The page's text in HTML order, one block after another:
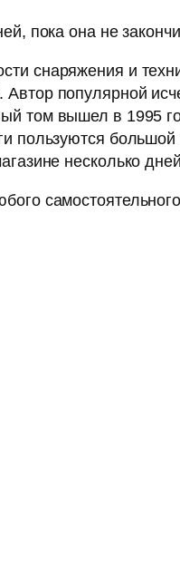
пока она не
снаряжения и
Автор популярной
том вышел в 1995
пользуются
несколько